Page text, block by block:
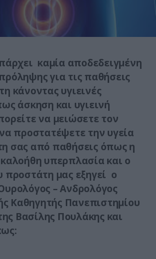
καμία αποδεδειγμένη
για τις παθήσεις
κάνοντας υγιεινές
άσκηση και υγιεινή
να μειώσετε τον
προστατέψετε την υγεία
σας από παθήσεις όπως η
υπερπλασία και ο
προστάτη μας εξηγεί ο
– Ανδρολόγος
Καθηγητής Πανεπιστημίου
Βασίλης Πουλάκης και